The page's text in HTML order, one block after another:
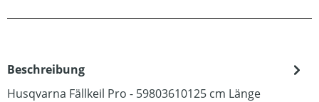
Beschreibung
Husqvarna Fällkeil Pro - 59803610125 cm Länge